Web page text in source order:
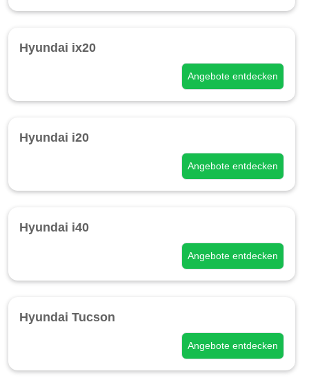
Hyundai ix20
Angebote entdecken
Hyundai i20
Angebote entdecken
Hyundai i40
Angebote entdecken
Hyundai Tucson
Angebote entdecken